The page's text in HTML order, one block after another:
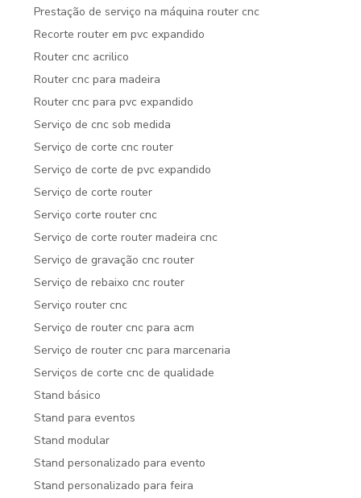
Prestação de serviço na máquina router cnc
Recorte router em pvc expandido
Router cnc acrilico
Router cnc para madeira
Router cnc para pvc expandido
Serviço de cnc sob medida
Serviço de corte cnc router
Serviço de corte de pvc expandido
Serviço de corte router
Serviço corte router cnc
Serviço de corte router madeira cnc
Serviço de gravação cnc router
Serviço de rebaixo cnc router
Serviço router cnc
Serviço de router cnc para acm
Serviço de router cnc para marcenaria
Serviços de corte cnc de qualidade
Stand básico
Stand para eventos
Stand modular
Stand personalizado para evento
Stand personalizado para feira